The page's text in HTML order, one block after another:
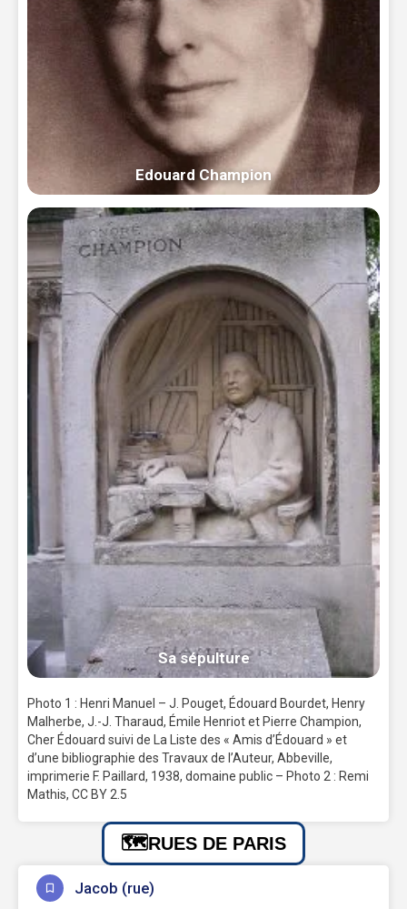
Edouard Champion
Sa sépulture
Photo 1 : Henri Manuel – J. Pouget, Édouard Bourdet, Henry
Malherbe, J.-J. Tharaud, Émile Henriot et Pierre Champion,
Cher Édouard suivi de La Liste des « Amis d’Édouard » et
d’une bibliographie des Travaux de l’Auteur, Abbeville,
imprimerie F. Paillard, 1938, domaine public – Photo 2 : Remi
Mathis, CC BY 2.5
RUES DE PARIS
Jacob (rue)